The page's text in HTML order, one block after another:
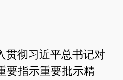
贯彻习近平总书记对
要指示重要批示精